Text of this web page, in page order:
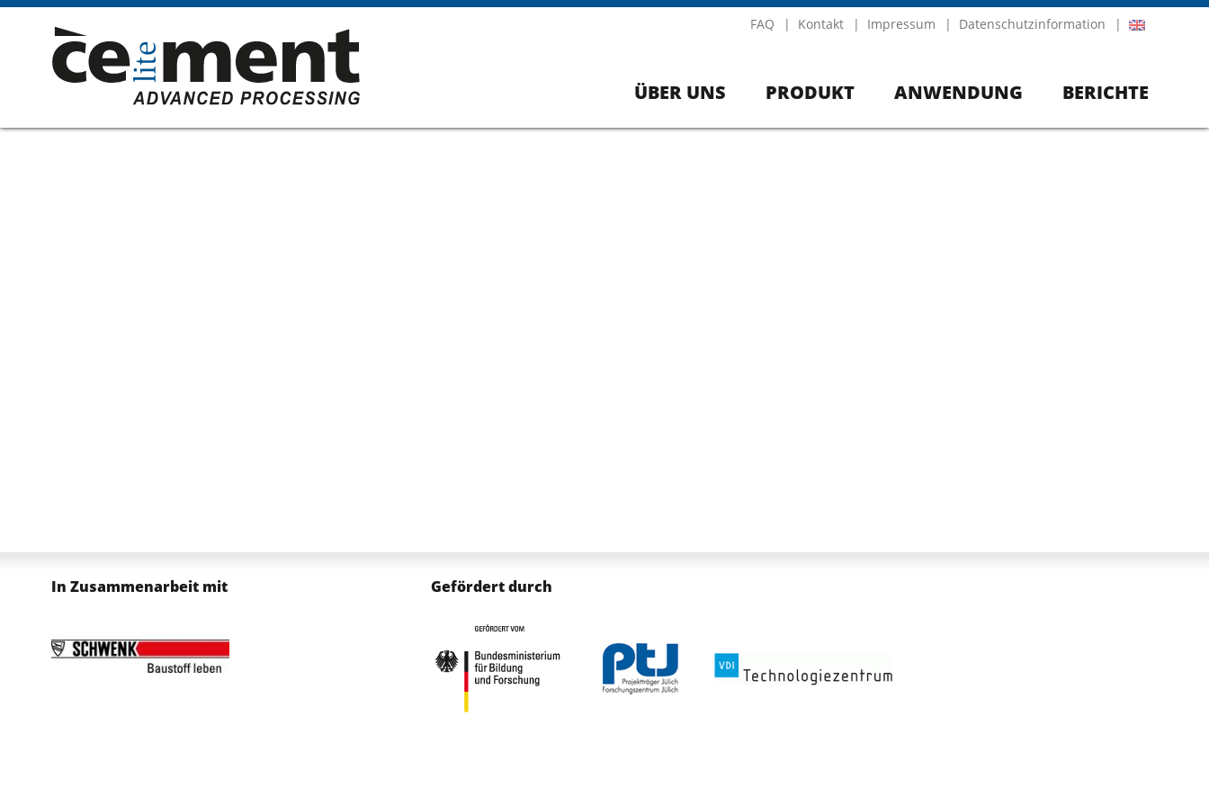
ÜBER UNS PRODUKT ANWENDUNG BERICHTE
FAQ Kontakt Impressum Datenschutzinformation
In Zusammenarbeit mit Gefördert durch